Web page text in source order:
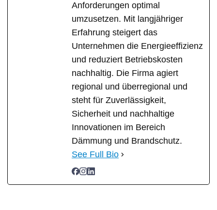
Anforderungen optimal
umzusetzen. Mit langjähriger
Erfahrung steigert das
Unternehmen die Energieeffizienz
und reduziert Betriebskosten
nachhaltig. Die Firma agiert
regional und überregional und
steht für Zuverlässigkeit,
Sicherheit und nachhaltige
Innovationen im Bereich
Dämmung und Brandschutz.
See Full Bio